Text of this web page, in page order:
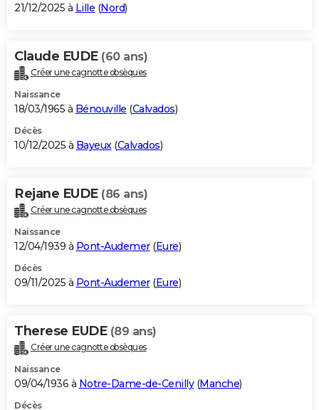
21/12/2025 à Lille (Nord)
Claude EUDE (60 ans)
Créer une cagnotte obsèques
Naissance
18/03/1965 à Bénouville (Calvados)
Décès
10/12/2025 à Bayeux(Calvados)
Rejane EUDE (86 ans)
Créer une cagnotte obsèques
Naissance
12/04/1939 à Pont-Audemer(Eure)
Décès
09/11/2025 à Pont-Audemer(Eure)
Therese EUDE (89 ans)
Créer une cagnotte obsèques
Naissance
09/04/1936 à Notre-Dame-de-Cenilly(Manche)
Décès